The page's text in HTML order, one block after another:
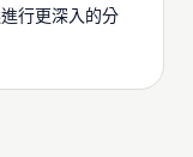
行更深入的分